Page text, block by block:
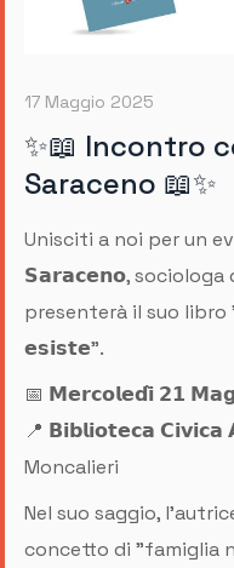
17 Maggio 2025
✨📖 Incontro
Saraceno 📖✨
Unisciti a noi per un
𝗦𝗮𝗿𝗮𝗰𝗲𝗻𝗼, sociologa
presenterà il suo libro
𝗲𝘀𝗶𝘀𝘁𝗲".
📅 𝗠𝗲𝗿𝗰𝗼𝗹𝗲𝗱𝗶̀ 𝟮𝟭
📍 𝗕𝗶𝗯𝗹𝗶𝗼𝘁𝗲𝗰𝗮
Moncalieri
Nel suo saggio,
concetto di "famiglia